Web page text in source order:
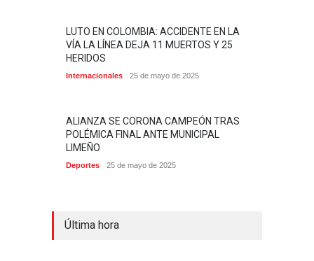
LUTO EN COLOMBIA: ACCIDENTE EN LA
VÍA LA LÍNEA DEJA 11 MUERTOS Y 25
HERIDOS
Internacionales 25 de mayo de 2025
ALIANZA SE CORONA CAMPEÓN TRAS
POLÉMICA FINAL ANTE MUNICIPAL
LIMEÑO
Deportes 25 de mayo de 2025
Última hora